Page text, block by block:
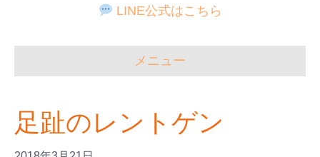
LINE公式はこちら
メニュー
足趾のレントゲン